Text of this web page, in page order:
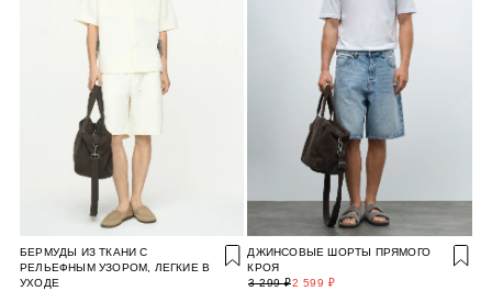
БЕРМУДЫ ИЗ ТКАНИ С
РЕЛЬЕФНЫМ УЗОРОМ, ЛЕГКИЕ В
УХОДЕ
ДЖИНСОВЫЕ ШОРТЫ ПРЯМОГО
КРОЯ
2 599 ₽
3 299 ₽